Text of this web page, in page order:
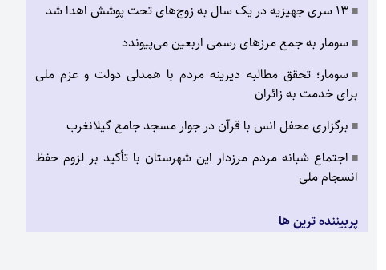
■ ۱۳ سری جهیزیه در یک سال به زوج‌های تحت پوشش اهدا شد
■ سومار به جمع مرزهای رسمی اربعین می‌پیوندد
■ سومار؛ تحقق مطالبه دیرینه مردم با همدلی دولت و عزم ملی
برای خدمت به زائران
■ برگزاری محفل انس با قرآن در جوار مسجد جامع گیلانغرب
■ اجتماع شبانه مردم مرزدار این شهرستان با تأکید بر لزوم حفظ
انسجام ملی
پربیننده ترین ها